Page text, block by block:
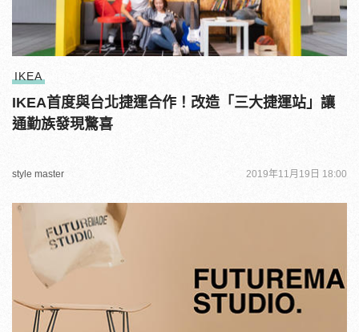
IKEA
IKEA首度與台北捷運合作！改造「三大捷運站」讓
通勤族發現驚喜
style master 2019年11月19日 18:00